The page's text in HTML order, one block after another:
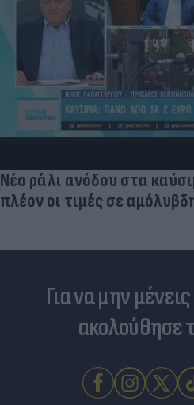
Νέο ράλι ανόδου στα
πλέον οι τιμές σε
Για να μην
ακολούθησε